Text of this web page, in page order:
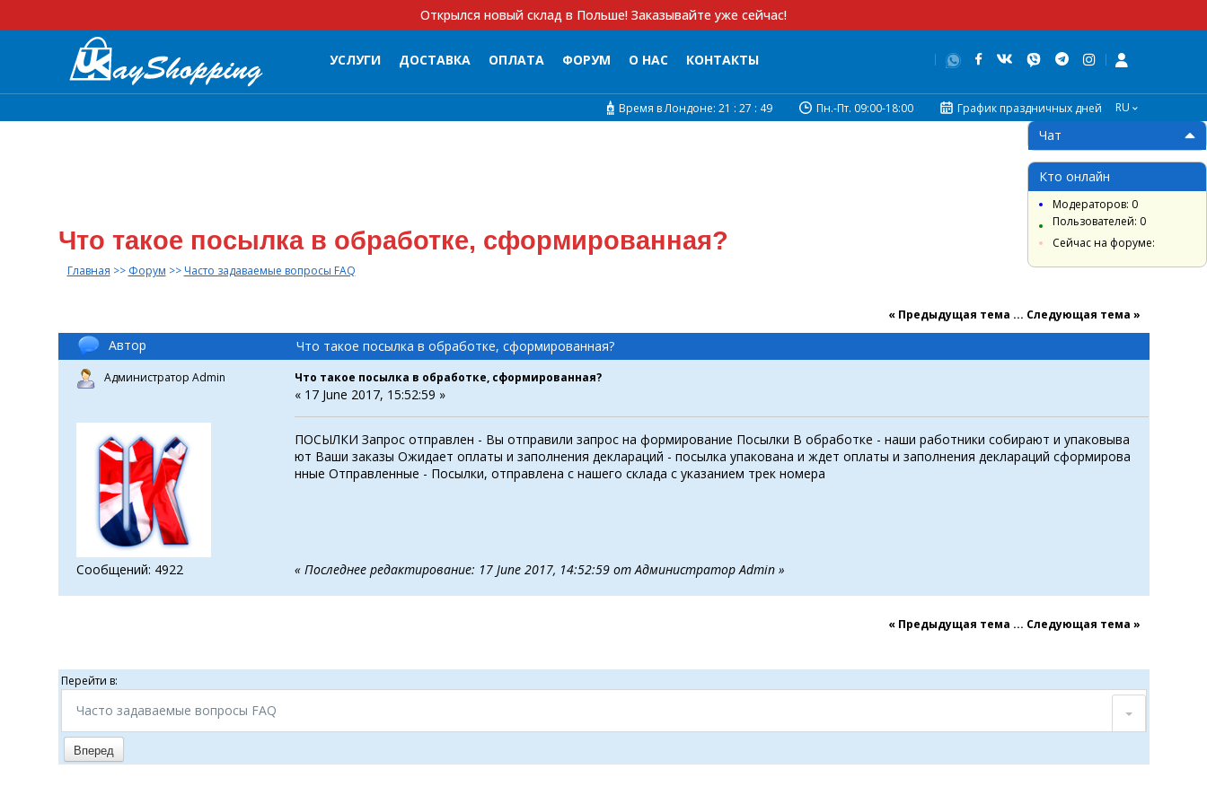
Открылся новый склад в Польше! Заказывайте уже сейчас!
УСЛУГИ ДОСТАВКА ОПЛАТА ФОРУМ О НАС КОНТАКТЫ
Время в Лондоне: 21 : 27 : 49 Пн.-Пт. 09:00-18:00 График праздничных дней RU
Что такое посылка в обработке, сформированная?
Главная >> Форум >> Часто задаваемые вопросы FAQ
« Предыдущая тема ... Cледующая тема »
Автор Что такое посылка в обработке, сформированная?
Администратор Admin
Сообщений: 4922
Что такое посылка в обработке, сформированная?
« 17 June 2017, 15:52:59 »
ПОСЫЛКИ Запрос отправлен - Вы отправили запрос на формирование Посылки В обработке - наши работники собирают и упаковыва
ют Ваши заказы Ожидает оплаты и заполнения деклараций - посылка упакована и ждет оплаты и заполнения деклараций сформирова
нные Отправленные - Посылки, отправлена с нашего склада с указанием трек номера
« Последнее редактирование: 17 June 2017, 14:52:59 от Администратор Admin »
« Предыдущая тема ... Cледующая тема »
Перейти в:
Часто задаваемые вопросы FAQ
Вперед
Чат
Кто онлайн
Модераторов: 0
Пользователей: 0
Сейчас на форуме: